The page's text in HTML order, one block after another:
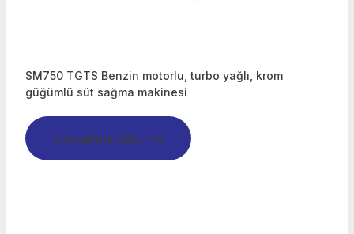
SM750 TGTS Benzin motorlu, turbo yağlı, krom
güğümlü süt sağma makinesi
Devamını oku